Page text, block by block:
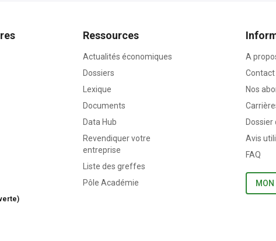
Ressources
Actualités économiques
Dossiers
Lexique
Documents
Data Hub
Revendiquer votre
entreprise
Liste des greffes
Pôle Académie
A
Contact
Nos
Dossier
Avis
FAQ